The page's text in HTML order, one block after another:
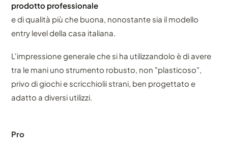
prodotto professionale
e di qualità più che buona, nonostante sia il modello
entry level della casa italiana.
L'impressione generale che si ha utilizzandolo è di avere
tra le mani uno strumento robusto, non "plasticoso",
privo di giochi e scricchiolii strani, ben progettato e
adatto a diversi utilizzi.
Pro